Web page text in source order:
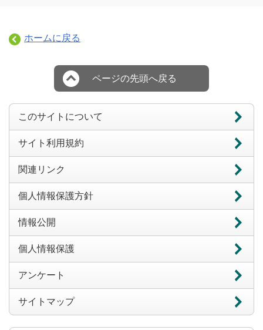
ホームに戻る
ページの先頭へ戻る
このサイトについて
サイト利用規約
関連リンク
個人情報保護方針
情報公開
個人情報保護
アンケート
サイトマップ